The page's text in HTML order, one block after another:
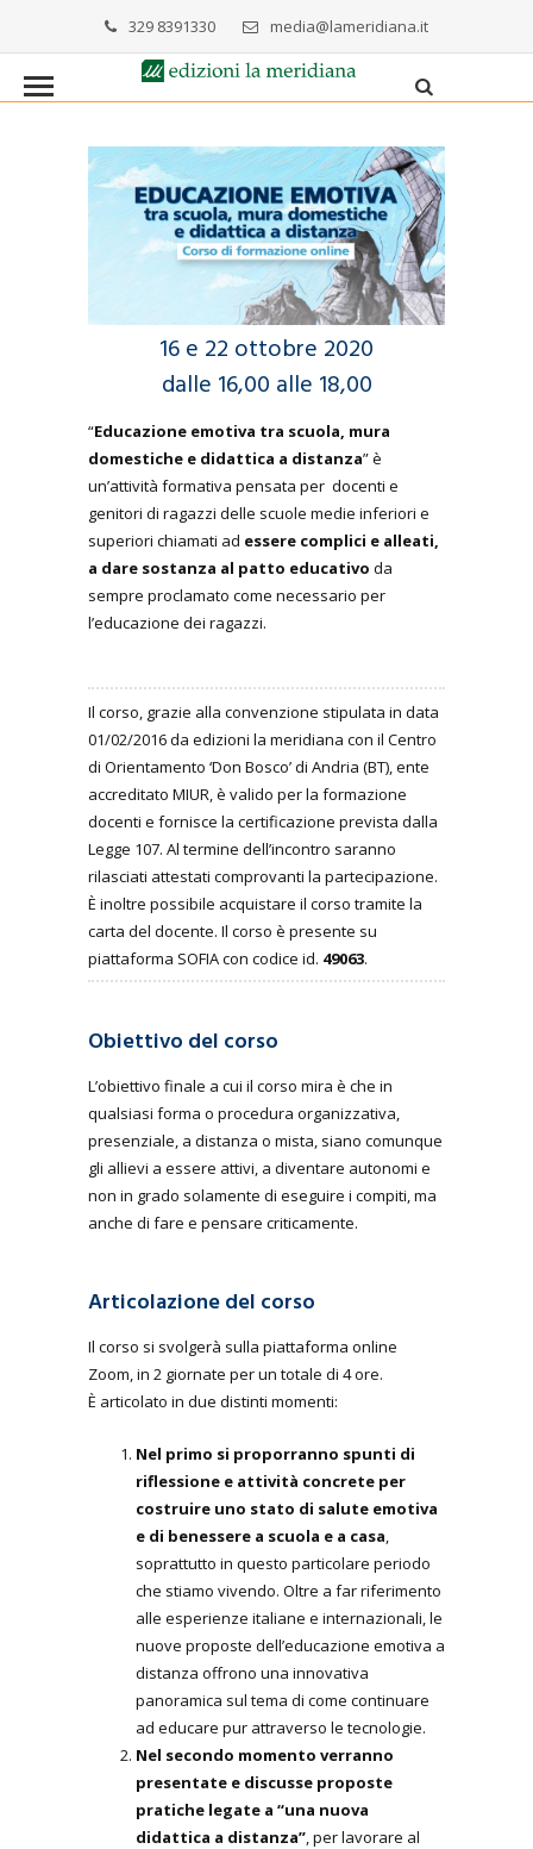
329 8391330 media@lameridiana.it
16 e 22 ottobre 2020
dalle 16,00 alle 18,00
“Educazione emotiva tra scuola, mura
domestiche e didattica a distanza” è
un’attività formativa pensata per docenti e
genitori di ragazzi delle scuole medie inferiori e
superiori chiamati ad essere complici e alleati,
a dare sostanza al patto educativo da
sempre proclamato come necessario per
l’educazione dei ragazzi.
Il corso, grazie alla convenzione stipulata in data
01/02/2016 da edizioni la meridiana con il Centro
di Orientamento ‘Don Bosco’ di Andria (BT), ente
accreditato MIUR, è valido per la formazione
docenti e fornisce la certificazione prevista dalla
Legge 107. Al termine dell’incontro saranno
rilasciati attestati comprovanti la partecipazione.
È inoltre possibile acquistare il corso tramite la
carta del docente. Il corso è presente su
piattaforma SOFIA con codice id. 49063.
Obiettivo del corso
L’obiettivo finale a cui il corso mira è che in
qualsiasi forma o procedura organizzativa,
presenziale, a distanza o mista, siano comunque
gli allievi a essere attivi, a diventare autonomi e
non in grado solamente di eseguire i compiti, ma
anche di fare e pensare criticamente.
Articolazione del corso
Il corso si svolgerà sulla piattaforma online
Zoom, in 2 giornate per un totale di 4 ore.
È articolato in due distinti momenti:
Nel primo si proporranno spunti di
riflessione e attività concrete per
costruire uno stato di salute emotiva
e di benessere a scuola e a casa,
soprattutto in questo particolare periodo
che stiamo vivendo. Oltre a far riferimento
alle esperienze italiane e internazionali, le
nuove proposte dell’educazione emotiva a
distanza offrono una innovativa
panoramica sul tema di come continuare
ad educare pur attraverso le tecnologie.
Nel secondo momento verranno
presentate e discusse proposte
pratiche legate a “una nuova
didattica a distanza”, per lavorare al